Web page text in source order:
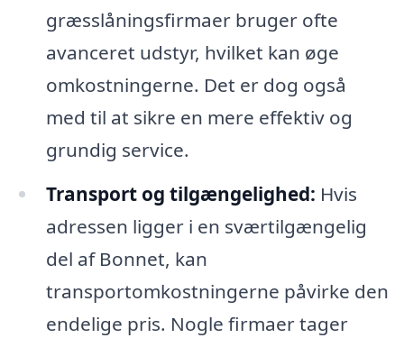
græsslåningsfirmaer bruger ofte
avanceret udstyr, hvilket kan øge
omkostningerne. Det er dog også
med til at sikre en mere effektiv og
grundig service.
Transport og tilgængelighed: Hvis
adressen ligger i en sværtilgængelig
del af Bonnet, kan
transportomkostningerne påvirke den
endelige pris. Nogle firmaer tager